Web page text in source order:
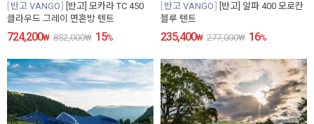
반고 VANGO
[반고] 모카라 TC 450
클라우드 그레이 면혼방 텐트
724,200₩ 852,000₩ 15%
반고 VANGO
[반고] 알파 400 모로칸
블루 텐트
235,400₩ 277,000₩ 16%